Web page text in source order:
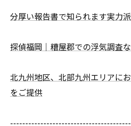
分厚い報告書で知られます実力
探偵福岡｜糟屋郡での浮気調査
北九州地区、北部九州エリアに
をご提供